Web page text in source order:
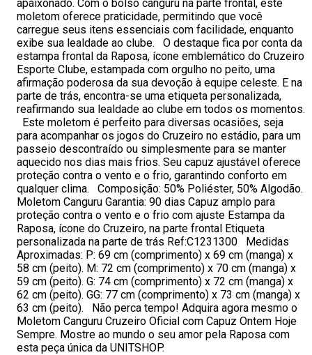
apaixonado. Com o bolso canguru na parte frontal, este
moletom oferece praticidade, permitindo que você
carregue seus itens essenciais com facilidade, enquanto
exibe sua lealdade ao clube. O destaque fica por conta da
estampa frontal da Raposa, ícone emblemático do Cruzeiro
Esporte Clube, estampada com orgulho no peito, uma
afirmação poderosa da sua devoção à equipe celeste. E na
parte de trás, encontra-se uma etiqueta personalizada,
reafirmando sua lealdade ao clube em todos os momentos.
Este moletom é perfeito para diversas ocasiões, seja
para acompanhar os jogos do Cruzeiro no estádio, para um
passeio descontraído ou simplesmente para se manter
aquecido nos dias mais frios. Seu capuz ajustável oferece
proteção contra o vento e o frio, garantindo conforto em
qualquer clima. Composição: 50% Poliéster, 50% Algodão.
Moletom Canguru Garantia: 90 dias Capuz amplo para
proteção contra o vento e o frio com ajuste Estampa da
Raposa, ícone do Cruzeiro, na parte frontal Etiqueta
personalizada na parte de trás Ref:C1231300 Medidas
Aproximadas: P: 69 cm (comprimento) x 69 cm (manga) x
58 cm (peito). M: 72 cm (comprimento) x 70 cm (manga) x
59 cm (peito). G: 74 cm (comprimento) x 72 cm (manga) x
62 cm (peito). GG: 77 cm (comprimento) x 73 cm (manga) x
63 cm (peito). Não perca tempo! Adquira agora mesmo o
Moletom Canguru Cruzeiro Oficial com Capuz Ontem Hoje
Sempre. Mostre ao mundo o seu amor pela Raposa com
esta peça única da UNITSHOP.